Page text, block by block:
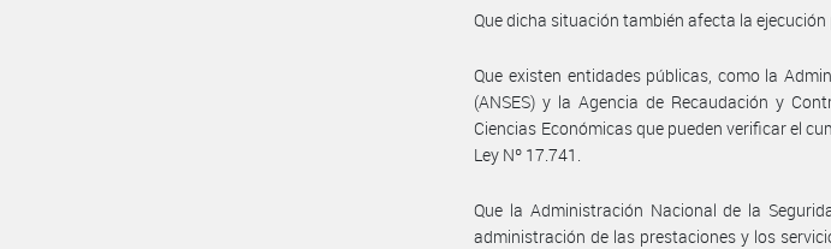
Que dicha situación también afecta la
Que existen entidades públicas, como la
(ANSES) y la Agencia de Recaudación y
Ciencias Económicas que pueden verificar el
Ley Nº 17.741.
Que la Administración Nacional de la
administración de las prestaciones y los